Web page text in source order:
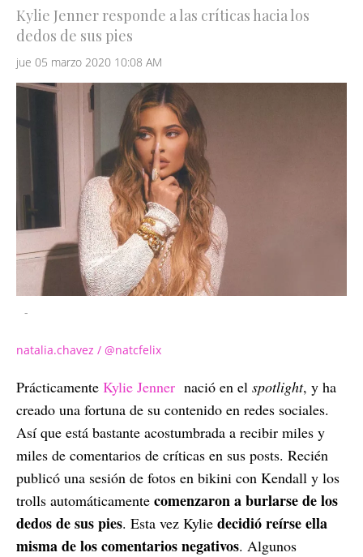
Kylie Jenner responde a las críticas hacia los
dedos de sus pies
jue 05 marzo 2020 10:08 AM
-
natalia.chavez / @natcfelix
Prácticamente Kylie Jenner nació en el spotlight, y ha
creado una fortuna de su contenido en redes sociales.
Así que está bastante acostumbrada a recibir miles y
miles de comentarios de críticas en sus posts. Recién
publicó una sesión de fotos en bikini con Kendall y los
trolls automáticamente comenzaron a burlarse de los
dedos de sus pies. Esta vez Kylie decidió reírse ella
misma de los comentarios negativos. Algunos